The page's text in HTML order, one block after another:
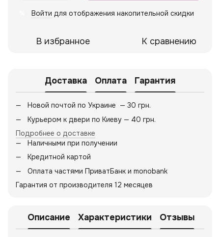
Войти для отображения накопительной скидки
В избранное К сравнению
Доставка Оплата Гарантия
Новой почтой по Украине — 30 грн.
Курьером к двери по Киеву — 40 грн.
Подробнее о доставке
Наличными при получении
Кредитной картой
Оплата частями ПриватБанк и monobank
Гарантия от производителя 12 месяцев
Описание Характеристики Отзывы